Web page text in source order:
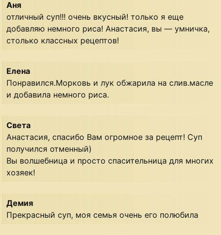
Аня
отличный суп!!! очень вкусный! только я еще
добавляю немного риса! Анастасия, вы — умничка,
столько классных рецептов!
Елена
Понравился.Морковь и лук обжарила на слив.масле
и добавила немного риса.
Света
Анастасия, спасибо Вам огромное за рецепт! Суп
получился отменный)
Вы волшебница и просто спасительница для многих
хозяек!
Демия
Прекрасный суп, моя семья очень его полюбила